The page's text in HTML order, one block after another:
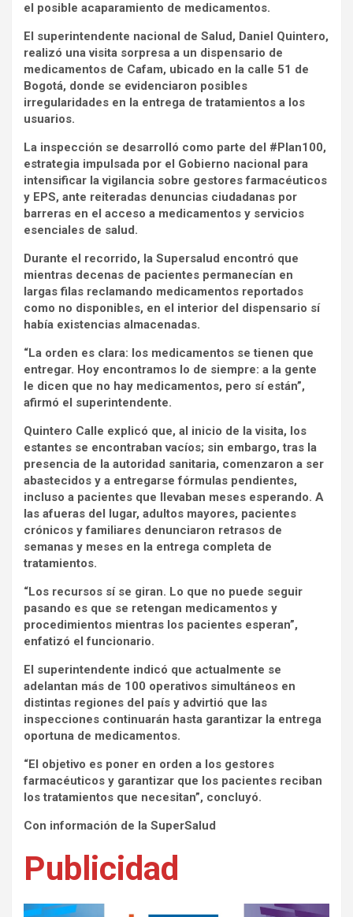
el posible acaparamiento de medicamentos.​
El superintendente nacional de Salud, Daniel Quintero,
realizó una visita sorpresa a un dispensario de
medicamentos de Cafam, ubicado en la calle 51 de
Bogotá, donde se evidenciaron posibles
irregularidades en la entrega de tratamientos a los
usuarios.
La inspección se desarrolló como parte del #Plan100,
estrategia impulsada por el Gobierno nacional para
intensificar la vigilancia sobre gestores farmacéuticos
y EPS, ante reiteradas denuncias ciudadanas por
barreras en el acceso a medicamentos y servicios
esenciales de salud.
Durante el recorrido, la Supersalud encontró que
mientras decenas de pacientes permanecían en
largas filas reclamando medicamentos reportados
como no disponibles, en el interior del dispensario sí
había existencias almacenadas.
“La orden es clara: los medicamentos se tienen que
entregar. Hoy encontramos lo de siempre: a la gente
le dicen que no hay medicamentos, pero sí están”,
afirmó el superintendente.
Quintero Calle explicó que, al inicio de la visita, los
estantes se encontraban vacíos; sin embargo, tras la
presencia de la autoridad sanitaria, comenzaron a ser
abastecidos y a entregarse fórmulas pendientes,
incluso a pacientes que llevaban meses esperando. A
las afueras del lugar, adultos mayores, pacientes
crónicos y familiares denunciaron retrasos de
semanas y meses en la entrega completa de
tratamientos.
“Los recursos sí se giran. Lo que no puede seguir
pasando es que se retengan medicamentos y
procedimientos mientras los pacientes esperan”,
enfatizó el funcionario.
El superintendente indicó que actualmente se
adelantan más de 100 operativos simultáneos en
distintas regiones del país y advirtió que las
inspecciones continuarán hasta garantizar la entrega
oportuna de medicamentos.
“El objetivo es poner en orden a los gestores
farmacéuticos y garantizar que los pacientes reciban
los tratamientos que necesitan”, concluyó.
Con información de la SuperSalud
Publicidad